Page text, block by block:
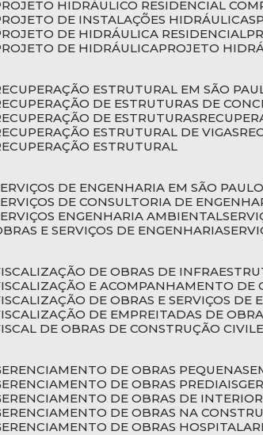
PROJETO HIDRÁULICO RESIDENCIAL
PROJETO DE INSTALAÇÕES HIDRÁULICAS
PROJETO DE HIDRÁULICA RESIDENCIAL
PROJETO DE HIDRÁULICA
PROJETO
RECUPERAÇÃO ESTRUTURAL EM SÃO
RECUPERAÇÃO DE ESTRUTURAS DE
RECUPERAÇÃO DE ESTRUTURAS
RECUPERAÇÃO ESTRUTURAL DE VIGAS
RECUPERAÇÃO ESTRUTURAL
SERVIÇOS DE ENGENHARIA EM SÃO
SERVIÇOS DE CONSULTORIA DE
SERVIÇOS ENGENHARIA AMBIENTAL
OBRAS E SERVIÇOS DE ENGENHARIA
FISCALIZAÇÃO DE OBRAS DE
FISCALIZAÇÃO E ACOMPANHAMENTO DE
FISCALIZAÇÃO DE OBRAS E SERVIÇOS DE
FISCALIZAÇÃO DE EMPREITADAS DE
FISCAL DE OBRAS DE CONSTRUÇÃO CIVIL
GERENCIAMENTO DE OBRAS PEQUENAS
GERENCIAMENTO DE OBRAS PREDIAIS
GERENCIAMENTO DE OBRAS DE
GERENCIAMENTO DE OBRAS NA
GERENCIAMENTO DE OBRAS